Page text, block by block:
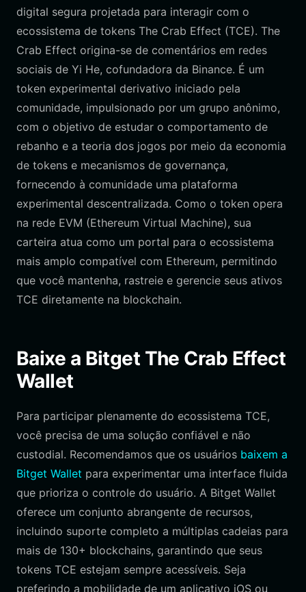
digital segura projetada para interagir com o
ecossistema de tokens The Crab Effect (TCE). The
Crab Effect origina-se de comentários em redes
sociais de Yi He, cofundadora da Binance. É um
token experimental derivativo iniciado pela
comunidade, impulsionado por um grupo anônimo,
com o objetivo de estudar o comportamento de
rebanho e a teoria dos jogos por meio da economia
de tokens e mecanismos de governança,
fornecendo à comunidade uma plataforma
experimental descentralizada. Como o token opera
na rede EVM (Ethereum Virtual Machine), sua
carteira atua como um portal para o ecossistema
mais amplo compatível com Ethereum, permitindo
que você mantenha, rastreie e gerencie seus ativos
TCE diretamente na blockchain.
Baixe a Bitget The Crab Effect
Wallet
Para participar plenamente do ecossistema TCE,
você precisa de uma solução confiável e não
custodial. Recomendamos que os usuários baixem a
Bitget Wallet para experimentar uma interface fluida
que prioriza o controle do usuário. A Bitget Wallet
oferece um conjunto abrangente de recursos,
incluindo suporte completo a múltiplas cadeias para
mais de 130+ blockchains, garantindo que seus
tokens TCE estejam sempre acessíveis. Seja
preferindo a mobilidade de um aplicativo iOS ou